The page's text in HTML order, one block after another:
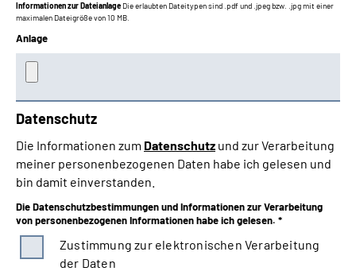
Informationen zur Dateianlage Die erlaubten Dateitypen sind .pdf und .jpeg bzw. .jpg mit einer
maximalen Dateigröße von 10 MB.
Anlage
Datenschutz
Die Informationen zum Datenschutz und zur Verarbeitung
meiner personenbezogenen Daten habe ich gelesen und
bin damit einverstanden.
Die Datenschutzbestimmungen und Informationen zur Verarbeitung
von personenbezogenen Informationen habe ich gelesen. *
Zustimmung zur elektronischen Verarbeitung
der Daten